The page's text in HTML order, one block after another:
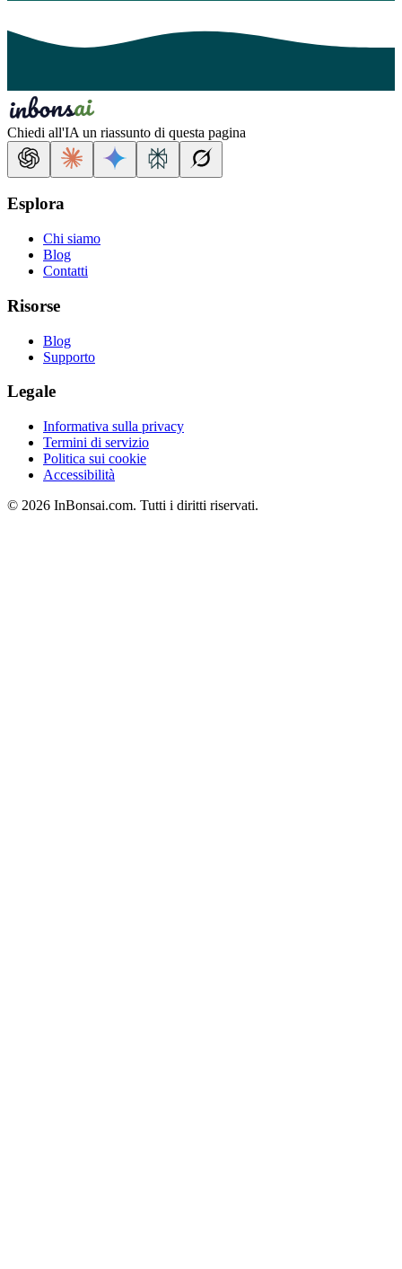
Chiedi all'IA un riassunto di questa pagina
Esplora
Chi siamo
Blog
Contatti
Risorse
Blog
Supporto
Legale
Informativa sulla privacy
Termini di servizio
Politica sui cookie
Accessibilità
© 2026 InBonsai.com. Tutti i diritti riservati.